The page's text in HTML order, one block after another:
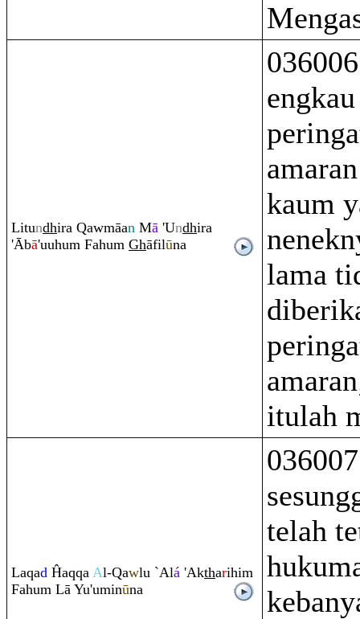
Litundhira Qawmāan Mā 'Undhira
'Ābā'uuhum Fahum Ghāfilūna
kaum
lama
itulah
Laqad Ĥaqqa Al-Qawlu `Alá 'Aktharihim
Fahum Lā Yu'uminūna
telah